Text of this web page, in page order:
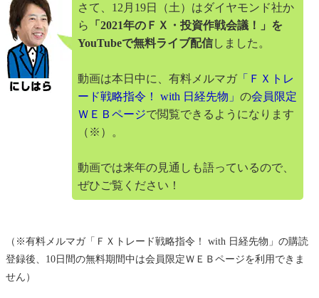
さて、12月19日（土）はダイヤモンド社か
ら
「2021年のＦＸ・投資作戦会議！」を
YouTubeで無料ライブ配信しました。
動画は本日中に、有料メルマガ「ＦＸトレ
ード戦略指令！ with 日経先物」 の会員限定
ＷＥＢページで閲覧できるようになります
（※）。
動画では来年の見通しも語っているので、
ぜひご覧ください！
（※有料メルマガ「ＦＸトレード戦略指令！ with 日経先物」の購読
登録後、10日間の無料期間中は会員限定ＷＥＢページを利用できま
せん）